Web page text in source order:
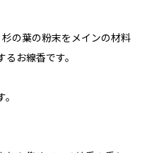
の葉の粉末をメインの材料
お線香です。